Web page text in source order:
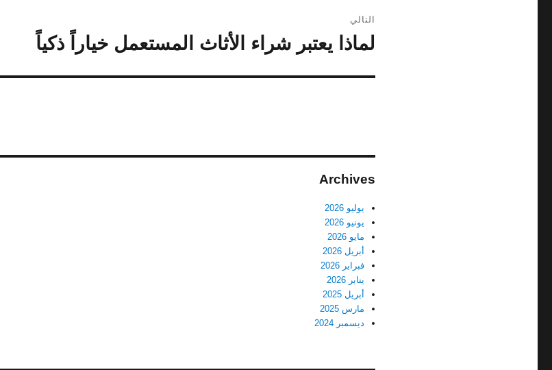
التالي
المقالة
لماذا يعتبر شراء الأثاث المستعمل خياراً ذكياً
Archives
يوليو 2026
يونيو 2026
مايو 2026
أبريل 2026
فبراير 2026
يناير 2026
أبريل 2025
مارس 2025
ديسمبر 2024